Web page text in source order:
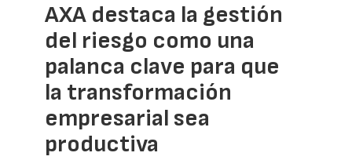
AXA destaca la gestión
del riesgo como una
palanca clave para que
la transformación
empresarial sea
productiva